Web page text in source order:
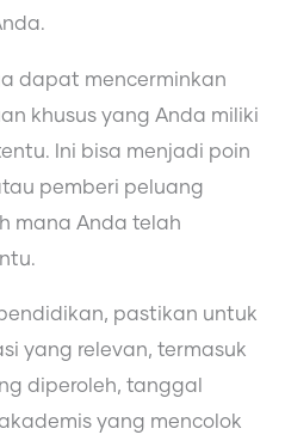
dapat mencerminkan
khusus yang Anda miliki
Ini bisa menjadi poin
pemberi peluang
mana Anda telah
pastikan untuk
yang relevan, termasuk
diperoleh, tanggal
yang mencolok